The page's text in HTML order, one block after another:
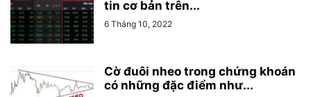
tin cơ bản trên...
6 Tháng 10, 2022
Cờ đuôi nheo trong chứng khoán
có những đặc điểm như...